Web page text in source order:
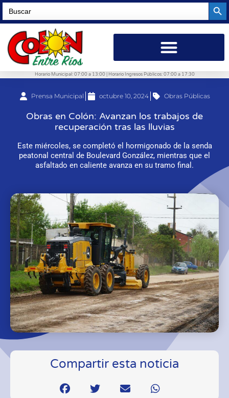
Search
for:
Horario Municipal: 07:00 a 13:00 | Horario Ingresos Públicos: 07:00 a 17:30
Prensa Municipal octubre 10, 2024 Obras Públicas
Obras en Colón: Avanzan los trabajos de
recuperación tras las lluvias
Este miércoles, se completó el hormigonado de la senda
peatonal central de Boulevard González, mientras que el
asfaltado en caliente avanza en su tramo final.
Compartir esta noticia